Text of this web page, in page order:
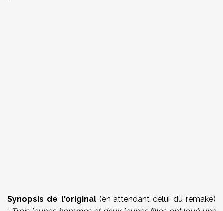
Synopsis de l'original(en attendant celui du remake)